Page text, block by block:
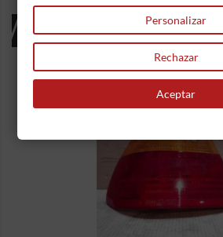
16 OTROS PRODUCTOS
CATEGORÍA:
Personalizar
Rechazar
Aceptar